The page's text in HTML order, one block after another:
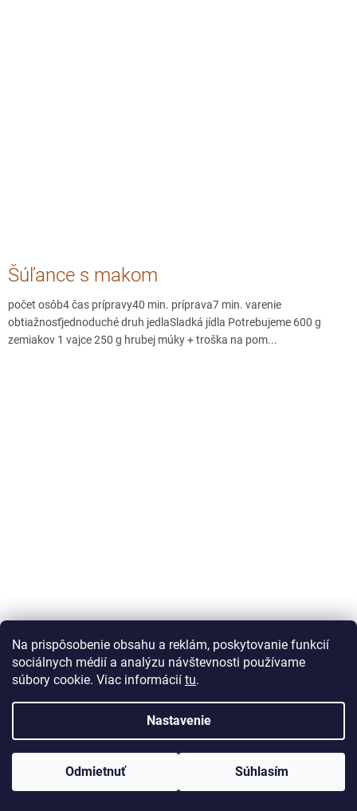
Na prispôsobenie obsahu a reklám, poskytovanie funkcií
sociálnych médií a analýzu návštevnosti používame
súbory cookie. Viac informácií tu.
Nastavenie
Odmietnuť Súhlasím
Šúľance s makom
počet osôb4 čas prípravy40 min. príprava7 min. varenie
obtiažnosťjednoduché druh jedlaSladká jídla Potrebujeme 600 g
zemiakov 1 vajce 250 g hrubej múky + troška na pom...
Dukátové buchtičky s vanilkovým
počet osôb6 čas prípravy80 min. príprava60 min. Kysnutie cesta10
min. Varenie pudingu obtiažnosťstřední druh jedlaSladká jídla
Potrebujeme 700 g polohrubej múky 40g dr...